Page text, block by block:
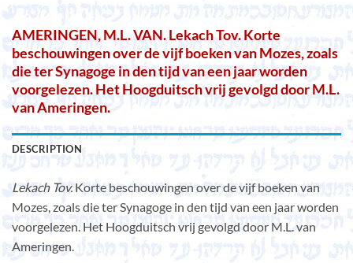
AMERINGEN, M.L. VAN. Lekach Tov. Korte
beschouwingen over de vijf boeken van Mozes, zoals
die ter Synagoge in den tijd van een jaar worden
voorgelezen. Het Hoogduitsch vrij gevolgd door M.L.
van Ameringen.
DESCRIPTION
Lekach Tov. Korte beschouwingen over de vijf boeken van
Mozes, zoals die ter Synagoge in den tijd van een jaar worden
voorgelezen. Het Hoogduitsch vrij gevolgd door M.L. van
Ameringen.